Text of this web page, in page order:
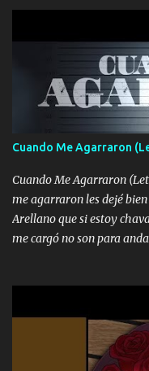
coronamos Se jala los
Un gallardo me prendo
tranquilizando Tomense
los versos que voy
se atora Pero nunca le
aunque ustedes no sepan
echarle chingazos Y
Cuando Me Agarraron
Cuando Me Agarraron
me agarraron les dejé
Arellano que si estoy
me cargó no son para
Yo Soy El De Las Pacas
fajado y mi R terciado me
mando un abrazo